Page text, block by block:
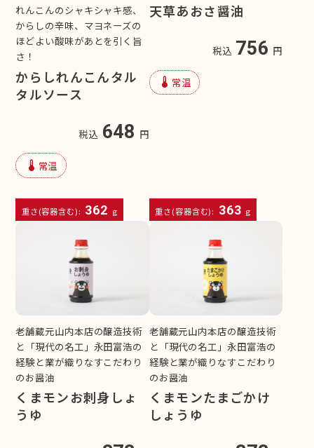
れんこんのシャキシャキ感、
からしの辛味、マヨネーズの
ほどよい酸味があとを引く旨
さ！
からしれんこんタル
タルソース
税込 648 円
device_thermostat 常温
重さ(容器含む): 362 g
天草あおさ醤油
税込 756 円
device_thermostat 常温
重さ(容器含む): 363 g
老舗蔵元山内本店の醸造技術
と「現代の名工」永田富浩の
経験と業が織りなすこだわり
のお醤油
くまモンお刺身しょ
うゆ
老舗蔵元山内本店の醸造技術
と「現代の名工」永田富浩の
経験と業が織りなすこだわり
のお醤油
くまモンたまごかけ
しょうゆ